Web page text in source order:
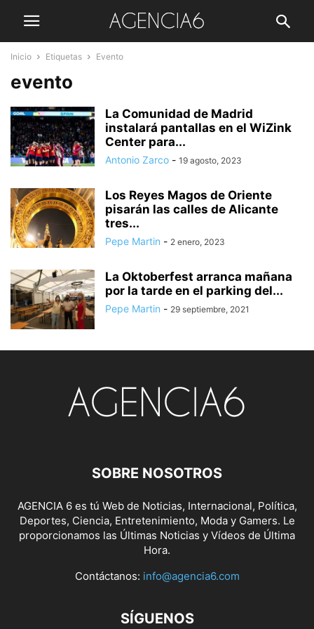
Inicio Etiquetas Evento
evento
La Comunidad de Madrid
instalará pantallas en el WiZink
Center para...
Antonio Zarco - 19 agosto, 2023
Los Reyes Magos de Oriente
pisarán las calles de Alicante
tres...
Pepe Martin - 2 enero, 2023
La Oktoberfest arranca mañana
por la tarde en el parking del...
Pepe Martin - 29 septiembre, 2021
SOBRE NOSOTROS
AGENCIA 6 es tú Web de Noticias, Internacional, Política,
Deportes, Ciencia, Entretenimiento, Moda y Gamers. Le
proporcionamos las Últimas Noticias y Vídeos de Última
Hora.
Contáctanos: info@agencia6.com
SÍGUENOS